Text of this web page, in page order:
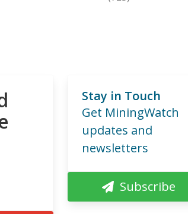
Stay in Touch
Get MiningWatch
updates and
newsletters
Subscribe